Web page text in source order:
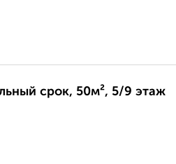
срок, 50м², 5/9 этаж